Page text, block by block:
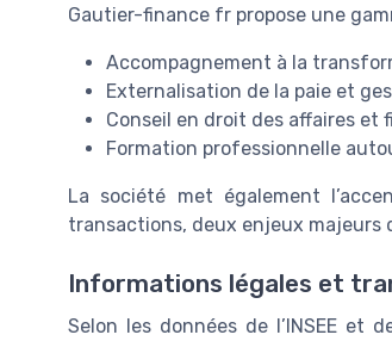
Gautier-finance fr propose une
Accompagnement à la
Externalisation de la paie et
Conseil en droit des affaires
Formation professionnelle
La société met également
transactions, deux enjeux majeurs
Informations légales et
Selon les données de l’INSEE et